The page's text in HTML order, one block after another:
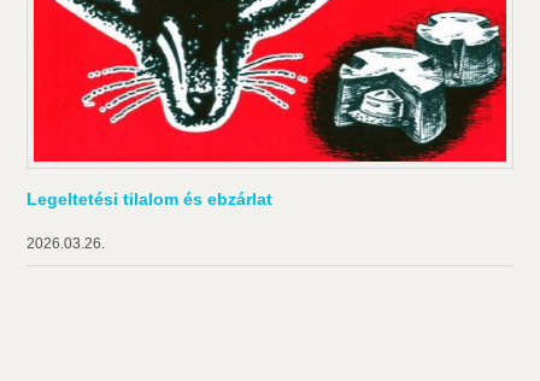
Legeltetési tilalom és ebzárlat
2026.03.26.